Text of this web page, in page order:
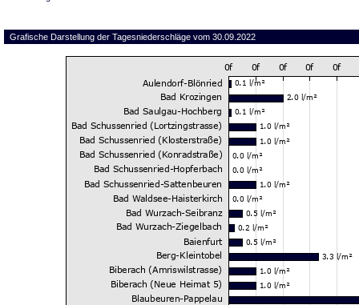
Grafische Darstellung der Tagesniederschläge vom 30.09.2022